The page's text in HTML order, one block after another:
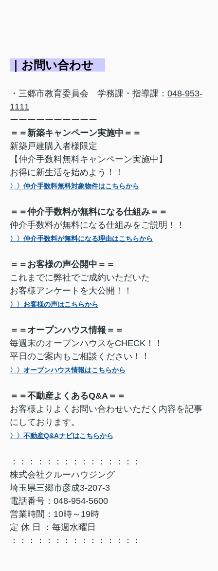
｜お問い合わせ
・三郷市教育委員会 学務課・指導課： 048-953-
1111
ーーーーーーーーーー
＝＝新築キャンペーン実施中＝＝
新築戸建購入者様限定
【仲介手数料無料キャンペーン実施中】
お得に新生活を始めよう！！
〉〉仲介手数料無料対象物件はこちらから
＝＝仲介手数料が無料になる仕組み＝＝
仲介手数料が無料になる仕組みをご説明！！
〉〉仲介手数料が無料になる理由はこちらから
＝＝お客様の声公開中＝＝
これまでに弊社でご成約いただいた
お客様アンケートを大公開！！
〉〉お客様の声はこちらから
＝＝オープンハウス情報＝＝
毎週末のオープンハウスをCHECK！！
平日のご案内もご相談ください！！
〉〉オープンハウス情報はこちらから
＝＝不動産よくあるQ&A＝＝
お客様よりよくお問い合わせいただく内容を記事
にしております。
〉〉不動産Q&Aナビはこちらから
：：：：：：：：：：：：：：：
株式会社クルーハウジング
埼玉県三郷市彦成3-207-3
電話番号：048-954-5600
営業時間：10時～19時
定 休 日 ：毎週水曜日
：：：：：：：：：：：：：：：